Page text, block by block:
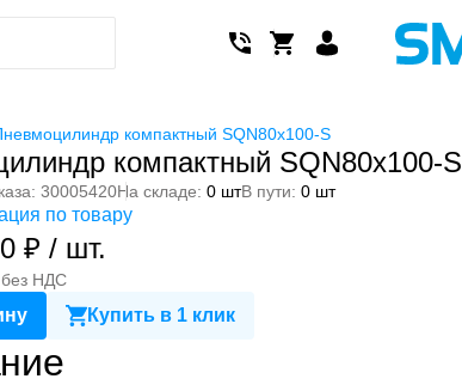
компактный SQN80x100-S
компактный SQN80x100-S
30005420На складе: 0 штВ пути: 0 шт
по товару
₽ / шт.
без НДС
Купить в 1 клик